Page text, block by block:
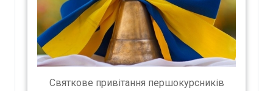
Святкове привітання першокурсників